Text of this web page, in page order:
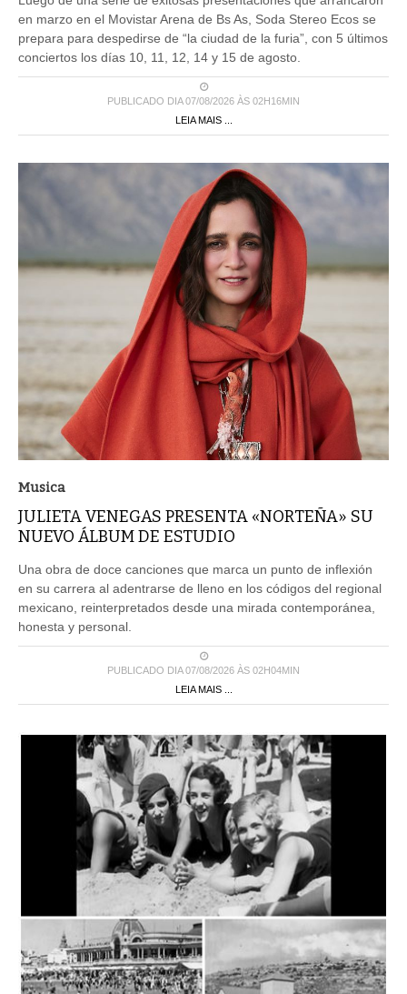
en marzo en el Movistar Arena de Bs As, Soda Stereo Ecos se
prepara para despedirse de “la ciudad de la furia”, con 5 últimos
conciertos los días 10, 11, 12, 14 y 15 de agosto.
PUBLICADO DIA 07/08/2026 ÀS 02H16MIN
LEIA MAIS ...
Musica
JULIETA VENEGAS PRESENTA «NORTEÑA» SU
NUEVO ÁLBUM DE ESTUDIO
Una obra de doce canciones que marca un punto de inflexión
en su carrera al adentrarse de lleno en los códigos del regional
mexicano, reinterpretados desde una mirada contemporánea,
honesta y personal.
PUBLICADO DIA 07/08/2026 ÀS 02H04MIN
LEIA MAIS ...